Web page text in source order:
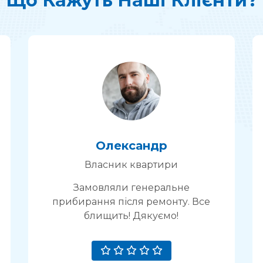
Ольга
Адміністратор бізнес-центру
Професійна команда, яка завжди
на зв’язку. Рекомендую!